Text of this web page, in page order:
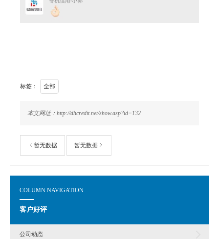
标签： 全部
本文网址：http://dhcredit.net/show.asp?id=132
暂无数据 暂无数据
COLUMN NAVIGATION
客户好评
公司动态